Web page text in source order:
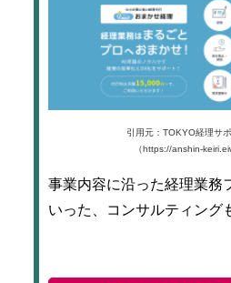
引用元：TOKYO経理サ
（https://anshin-
事業内容に沿った経理業務
いった、コンサルティング